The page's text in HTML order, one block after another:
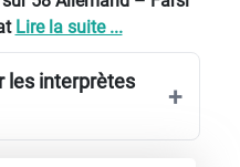
Lire la suite ...
les interprètes